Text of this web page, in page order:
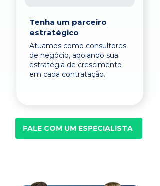
Tenha um parceiro
estratégico
Atuamos como consultores
de negócio, apoiando sua
estratégia de crescimento
em cada contratação.
FALE COM UM ESPECIALISTA